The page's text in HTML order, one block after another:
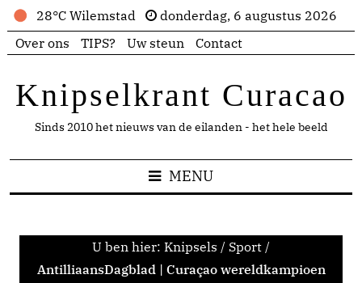
28°C Wilemstad
donderdag, 6 augustus 2026
Over ons
TIPS? Uw steun Contact
Knipselkrant Curacao
Sinds 2010 het nieuws van de eilanden - het hele beeld
MENU
U ben hier: Knipsels / Sport /
AntilliaansDagblad | Curaçao wereldkampioen